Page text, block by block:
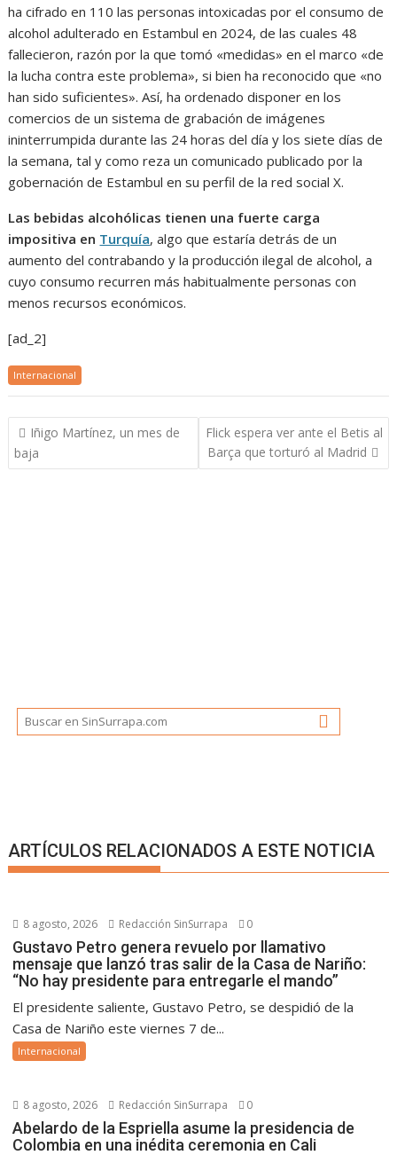
ha cifrado en 110 las personas intoxicadas por el consumo de
alcohol adulterado en Estambul en 2024, de las cuales 48
fallecieron, razón por la que tomó «medidas» en el marco «de
la lucha contra este problema», si bien ha reconocido que «no
han sido suficientes». Así, ha ordenado disponer en los
comercios de un sistema de grabación de imágenes
ininterrumpida durante las 24 horas del día y los siete días de
la semana, tal y como reza un comunicado publicado por la
gobernación de Estambul en su perfil de la red social X.
Las bebidas alcohólicas tienen una fuerte carga
impositiva en Turquía, algo que estaría detrás de un
aumento del contrabando y la producción ilegal de alcohol, a
cuyo consumo recurren más habitualmente personas con
menos recursos económicos.
[ad_2]
Internacional
Navegación
de
entradas
Iñigo Martínez, un mes de
baja
Flick espera ver ante el Betis al
Barça que torturó al Madrid
ARTÍCULOS RELACIONADOS A ESTE NOTICIA
8 agosto, 2026 Redacción SinSurrapa 0
Gustavo Petro genera revuelo por llamativo
mensaje que lanzó tras salir de la Casa de Nariño:
“No hay presidente para entregarle el mando”
El presidente saliente, Gustavo Petro, se despidió de la
Casa de Nariño este viernes 7 de...
Internacional
8 agosto, 2026 Redacción SinSurrapa 0
Abelardo de la Espriella asume la presidencia de
Colombia en una inédita ceremonia en Cali